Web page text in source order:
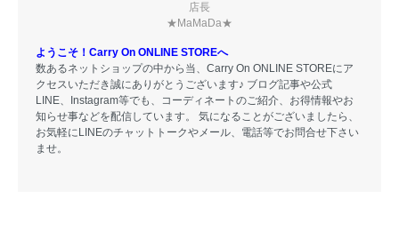
店長
★MaMaDa★
ようこそ！Carry On ONLINE STOREへ
数あるネットショップの中から当、Carry On ONLINE STOREにア
クセスいただき誠にありがとうございます♪ ブログ記事や公式
LINE、Instagram等でも、コーディネートのご紹介、お得情報やお
知らせ事などを配信しています。 気になることがございましたら、
お気軽にLINEのチャットトークやメール、電話等でお問合せ下さい
ませ。